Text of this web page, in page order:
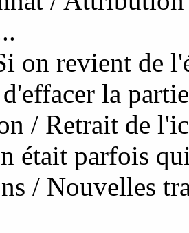
on revient de
la
/ Retrait de
était parfois
/ Nouvelles